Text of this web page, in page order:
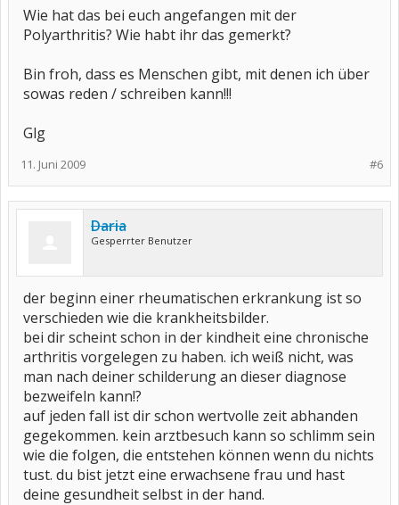
Wie hat das bei euch angefangen mit der
Polyarthritis? Wie habt ihr das gemerkt?
Bin froh, dass es Menschen gibt, mit denen ich über
sowas reden / schreiben kann!!!
Glg
#6
11. Juni 2009
Daria
Gesperrter Benutzer
der beginn einer rheumatischen erkrankung ist so
verschieden wie die krankheitsbilder.
bei dir scheint schon in der kindheit eine chronische
arthritis vorgelegen zu haben. ich weiß nicht, was
man nach deiner schilderung an dieser diagnose
bezweifeln kann!?
auf jeden fall ist dir schon wertvolle zeit abhanden
gegekommen. kein arztbesuch kann so schlimm sein
wie die folgen, die entstehen können wenn du nichts
tust. du bist jetzt eine erwachsene frau und hast
deine gesundheit selbst in der hand.